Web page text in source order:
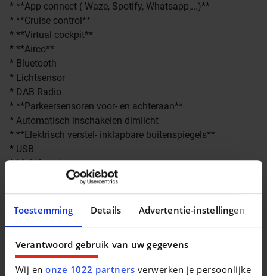
Toestemming Details Advertentie-instellingen
Verantwoord gebruik van uw gegevens
Wij enonze 1022 partners verwerken je persoonlijke
* **App connect ( Waze, Spotify, Whatsapp,...)**
* **Cruise control**
* **Virtual cockpit**
* **Airco**
* Bluetooth
* Lichtsensor
* DAB Radio
* **Parkeersensoren voor- en achteraan**
* Automatisch inschakelen dimlicht
* **Elektrisch verstel- inklapbare buitenspiegels**
* USB
* Multifunctiestuur
* Bandenspanningscontrolesysteem
* Front assist
* **Lane assist**
* Reservewiel